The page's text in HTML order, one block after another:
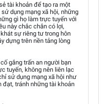
tài khoản để tạo ra một
dụng mạng xã hội, những
gì họ làm trực tuyến với
này chắc chắn có lợi,
sự riêng tư trong hôn
dựng trên nền tảng lòng
gắng trấn an người bạn
tuyến, không nên liên lạc
sử dụng mạng xã hội như
tránh những tài khoản